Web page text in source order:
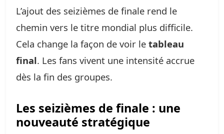
L’ajout des seizièmes de finale rend le
chemin vers le titre mondial plus difficile.
Cela change la façon de voir le tableau
final. Les fans vivent une intensité accrue
dès la fin des groupes.
Les seizièmes de finale : une
nouveauté stratégique